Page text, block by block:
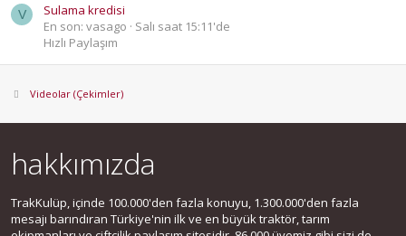
V
Sulama kredisi
En son: vasago
Salı saat 15:11'de
Hızlı Paylaşım
Videolar (Çekimler)
hakkımızda
TrakKulüp, içinde 100.000'den fazla konuyu, 1.300.000'den fazla
mesajı barındıran Türkiye'nin ilk ve en büyük traktör, tarım